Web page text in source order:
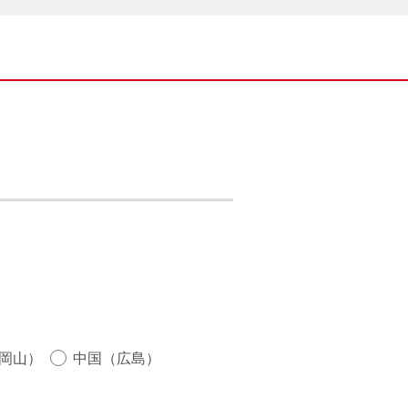
山） 中国（広島）